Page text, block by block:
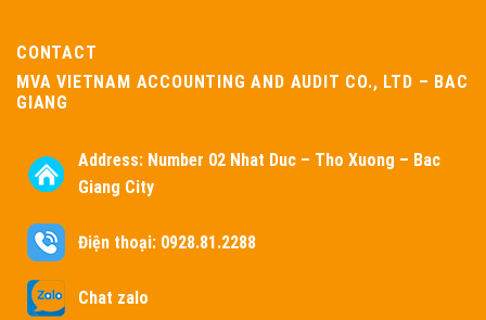
CONTACT
MVA VIETNAM ACCOUNTING AND AUDIT CO., LTD – BAC
GIANG
Address: Number 02 Nhat Duc – Tho Xuong – Bac
Giang City
Điện thoại: 0928.81.2288
Chat zalo